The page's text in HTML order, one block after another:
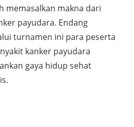
memasalkan makna dari
payudara. Endang
turnamen ini para peserta
kanker payudara
gaya hidup sehat